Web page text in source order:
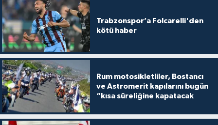
Trabzonspor’a Folcarelli'den
kötü haber
Rum motosikletliler, Bostancı
ve Astromerit kapılarını bugün
“kısa süreliğine kapatacak